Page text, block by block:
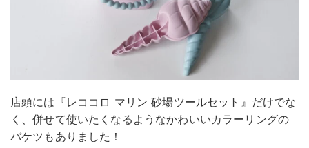
店頭には『レココロ マリン 砂場ツールセット』だけでな
く、併せて使いたくなるようなかわいいカラーリングの
バケツもありました！